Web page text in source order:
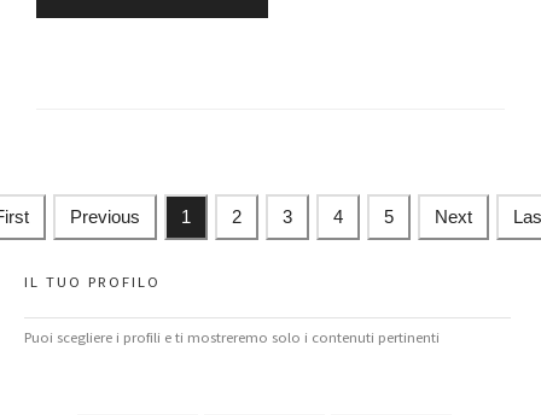
Previous 1 2 3 4 5 Next
IL TUO PROFILO
Puoi scegliere i profili e ti mostreremo solo i contenuti pertinenti